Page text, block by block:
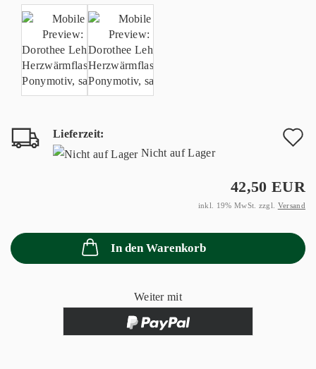
Lieferzeit:
Nicht auf Lager
42,50 EUR
inkl. 19% MwSt. zzgl. Versand
In den Warenkorb
Weiter mit